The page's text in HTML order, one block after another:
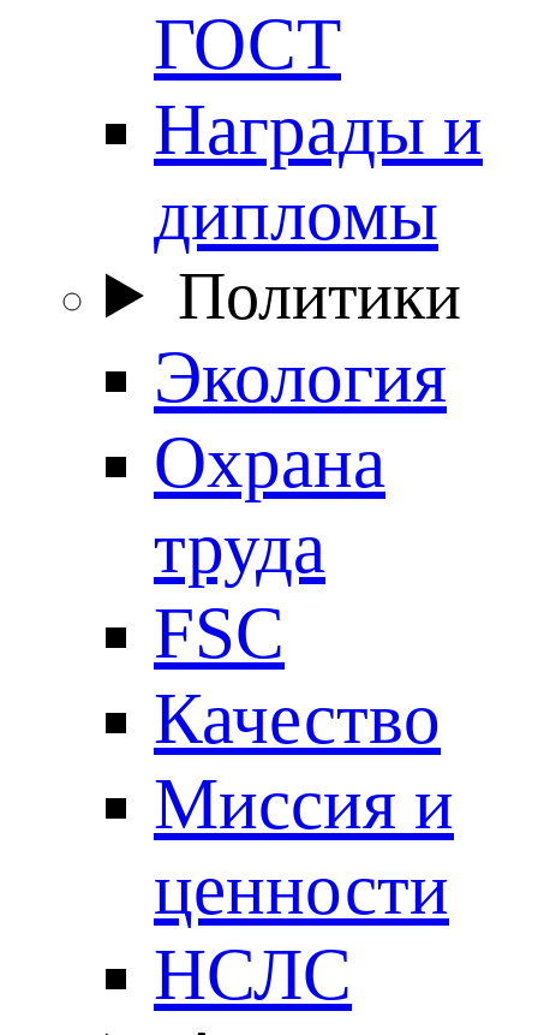
ГОСТ
Награды и
дипломы
Политики
Экология
Охрана
труда
FSC
Качество
Миссия и
ценности
НСЛС